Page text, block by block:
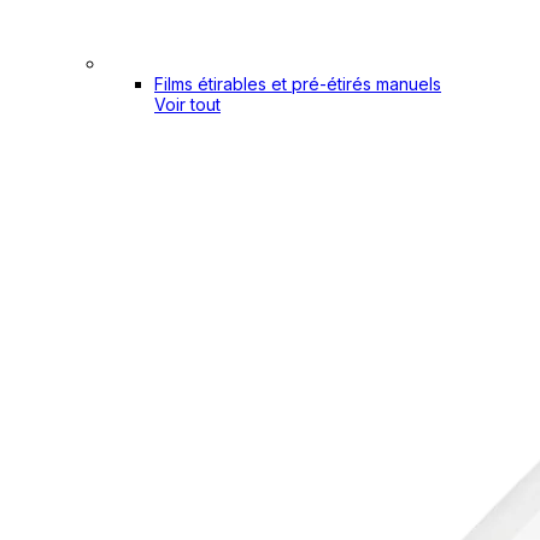
Films étirables et pré-étirés manuels
Voir tout